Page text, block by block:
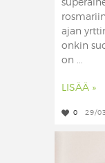
ajan
onkin
on ...
LISÄÄ »
0 29/